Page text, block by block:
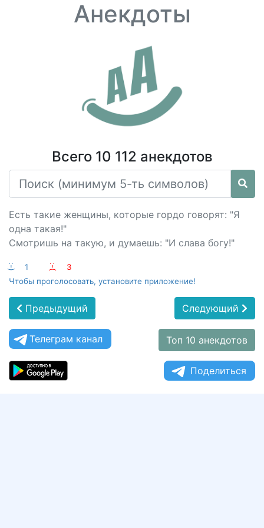
Анекдоты
Всего 10 112 анекдотов
Есть такие женщины, которые гордо говорят: "Я
одна такая!"
Смотришь на такую, и думаешь: "И слава богу!"
:-) 1 :-(
3
Чтобы проголосовать, установите приложение!
Предыдущий Следующий
Телеграм канал Топ 10 анекдотов
Поделиться